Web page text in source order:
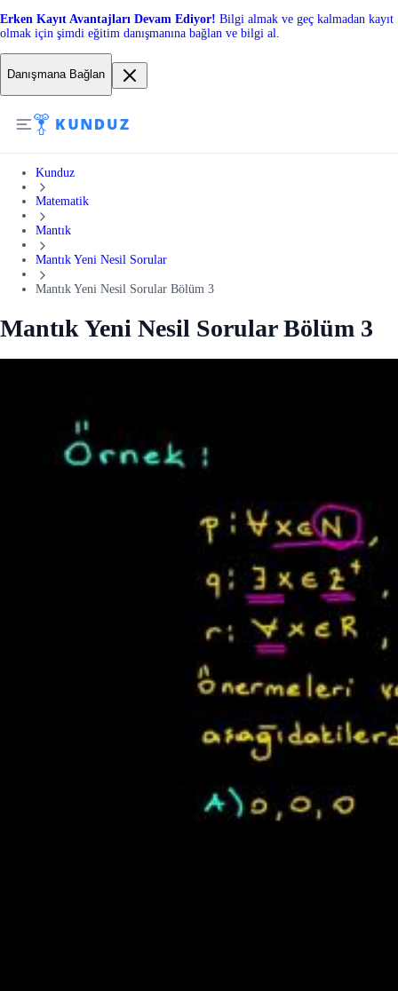
Erken Kayıt Avantajları Devam Ediyor! Bilgi almak ve geç kalmadan kayıt
olmak için şimdi eğitim danışmanına bağlan ve bilgi al.
Danışmana Bağlan
Kunduz
Matematik
Mantık
Mantık Yeni Nesil Sorular
Mantık Yeni Nesil Sorular Bölüm 3
Mantık Yeni Nesil Sorular Bölüm 3